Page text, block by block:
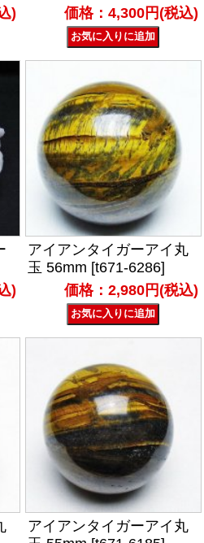
)
価格：4,300円(税込)
)
アイアンタイガーアイ丸
玉 56mm [t671-6286]
価格：2,980円(税込)
アイアンタイガーアイ丸